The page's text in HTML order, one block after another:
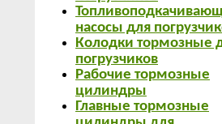
насосы для
Колодки тормозные
погрузчиков
Рабочие тормозные
цилиндры
Главные тормозные